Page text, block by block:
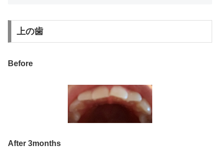
上の歯
Before
After 3months